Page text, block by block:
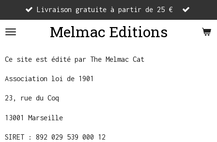
Passer
au
contenu
Melmac Editions
Livraison gratuite à partir de 25 €
Ce site est édité par The Melmac Cat
Association loi de 1901
23, rue du Coq
13001 Marseille
SIRET : 892 029 539 000 12